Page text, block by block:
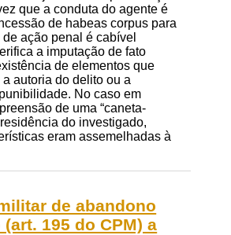
que a conduta do agente é
de habeas corpus para
ação penal é cabível
a imputação de fato
de elementos que
autoria do delito ou a
No caso em
de uma “caneta-
do investigado,
eram assemelhadas à
de abandono
195 do CPM) a